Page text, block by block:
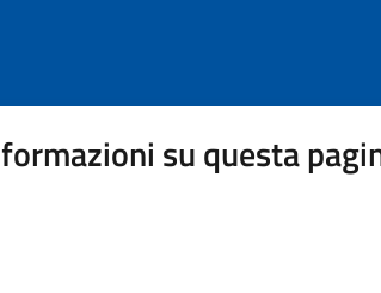
su questa